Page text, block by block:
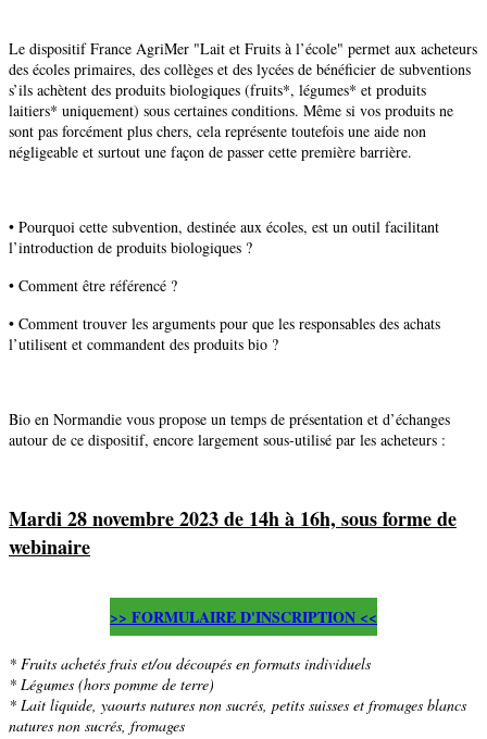
Le dispositif France AgriMer "Lait et Fruits à l’école" permet aux acheteurs
des écoles primaires, des collèges et des lycées de bénéficier de subventions
s’ils achètent des produits biologiques (fruits*, légumes* et produits
laitiers* uniquement) sous certaines conditions. Même si vos produits ne
sont pas forcément plus chers, cela représente toutefois une aide non
négligeable et surtout une façon de passer cette première barrière.
• Pourquoi cette subvention, destinée aux écoles, est un outil facilitant
l’introduction de produits biologiques ?
• Comment être référencé ?
• Comment trouver les arguments pour que les responsables des achats
l’utilisent et commandent des produits bio ?
Bio en Normandie vous propose un temps de présentation et d’échanges
autour de ce dispositif, encore largement sous-utilisé par les acheteurs :
Mardi 28 novembre 2023 de 14h à 16h, sous forme de
webinaire
>> FORMULAIRE D'INSCRIPTION <<
* Fruits achetés frais et/ou découpés en formats individuels
* Légumes (hors pomme de terre)
* Lait liquide, yaourts natures non sucrés, petits suisses et fromages blancs
natures non sucrés, fromages